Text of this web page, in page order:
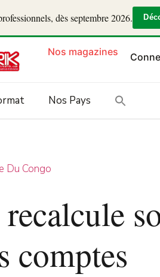
dès septembre 2026.
Nos magazines
Nos Pays
Du Congo
comptes